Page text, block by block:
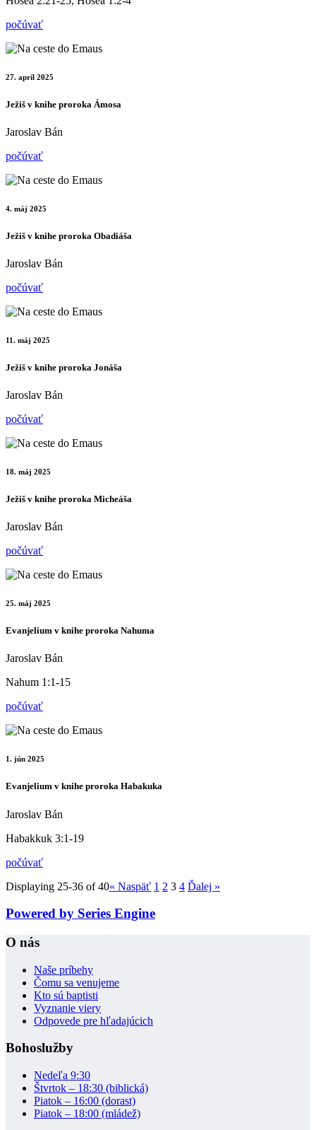
počúvať
27. apríl 2025
Ježiš v knihe proroka Ámosa
Jaroslav Bán
počúvať
4. máj 2025
Ježiš v knihe proroka Obadiáša
Jaroslav Bán
počúvať
11. máj 2025
Ježiš v knihe proroka Jonáša
Jaroslav Bán
počúvať
18. máj 2025
Ježiš v knihe proroka Micheáša
Jaroslav Bán
počúvať
25. máj 2025
Evanjelium v knihe proroka Nahuma
Jaroslav Bán
Nahum 1:1-15
počúvať
1. jún 2025
Evanjelium v knihe proroka Habakuka
Jaroslav Bán
Habakkuk 3:1-19
počúvať
Displaying 25-36 of 40« Naspäť 1 2 3 4 Ďalej »
Powered by Series Engine
O nás
Naše príbehy
Čomu sa venujeme
Kto sú baptisti
Vyznanie viery
Odpovede pre hľadajúcich
Bohoslužby
Nedeľa 9:30
Štvrtok – 18:30 (biblická)
Piatok – 16:00 (dorast)
Piatok – 18:00 (mládež)